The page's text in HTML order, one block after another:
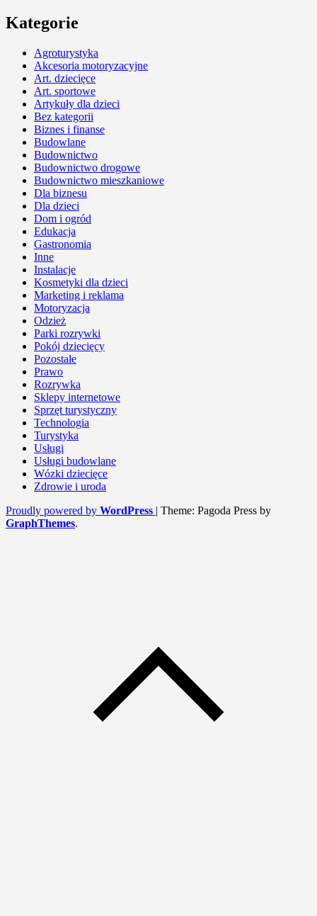
Kategorie
Agroturystyka
Akcesoria motoryzacyjne
Art. dziecięce
Art. sportowe
Artykuły dla dzieci
Bez kategorii
Biznes i finanse
Budowlane
Budownictwo
Budownictwo drogowe
Budownictwo mieszkaniowe
Dla biznesu
Dla dzieci
Dom i ogród
Edukacja
Gastronomia
Inne
Instalacje
Kosmetyki dla dzieci
Marketing i reklama
Motoryzacja
Odzież
Parki rozrywki
Pokój dziecięcy
Pozostałe
Prawo
Rozrywka
Sklepy internetowe
Sprzęt turystyczny
Technologia
Turystyka
Usługi
Usługi budowlane
Wózki dziecięce
Zdrowie i uroda
Proudly powered by WordPress | Theme: Pagoda Press by
GraphThemes.